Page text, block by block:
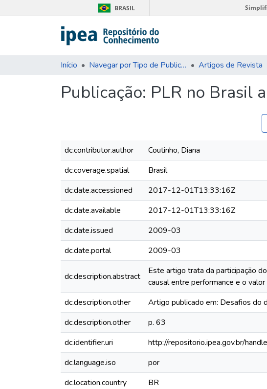
BRASIL
Início Navegar por Tipo de Publicação Artigos de Revista
Publicação: PLR no Brasil
dc.contributor.author
Coutinho, Diana
dc.coverage.spatial
Brasil
dc.date.accessioned
2017-12-01T13:33:16Z
dc.date.available
2017-12-01T13:33:16Z
dc.date.issued
2009-03
dc.date.portal
2009-03
dc.description.abstract
Este artigo trata da participação
causal entre performance e o
dc.description.other Artigo publicado em: Desafios do
dc.description.other
p. 63
dc.identifier.uri
http://repositorio.ipea.gov.br/
dc.language.iso
por
dc.location.country
BR